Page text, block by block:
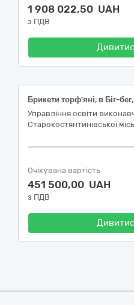
1 908 022,50 UAH
з ПДВ
Брикети торф'яні, в Біг-
Управління освіти
Старокостянтинівської
Очікувана вартість
451 500,00 UAH
з ПДВ